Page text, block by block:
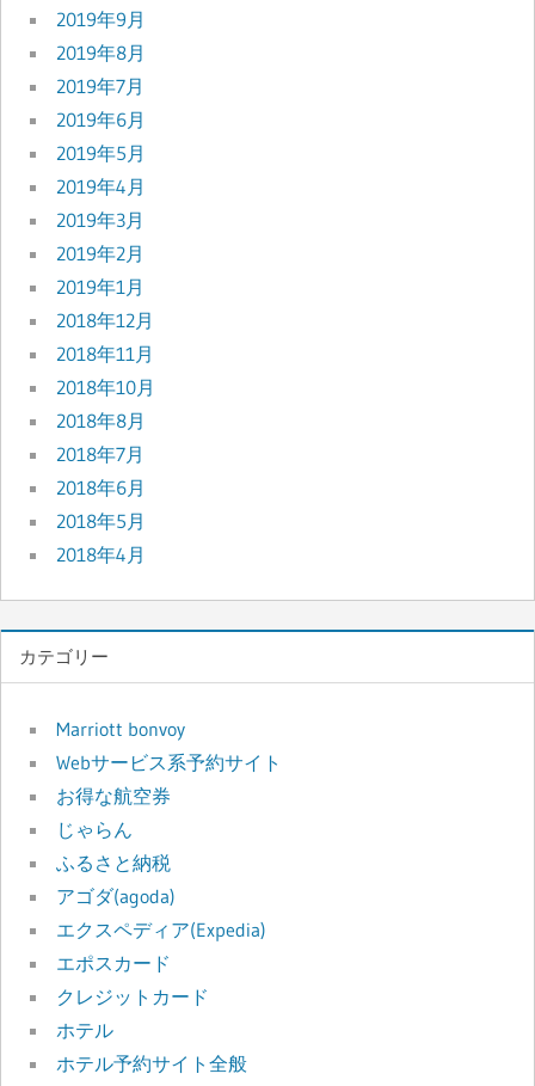
2019年9月
2019年8月
2019年7月
2019年6月
2019年5月
2019年4月
2019年3月
2019年2月
2019年1月
2018年12月
2018年11月
2018年10月
2018年8月
2018年7月
2018年6月
2018年5月
2018年4月
カテゴリー
Marriott bonvoy
Webサービス系予約サイト
お得な航空券
じゃらん
ふるさと納税
アゴダ(agoda)
エクスペディア(Expedia)
エポスカード
クレジットカード
ホテル
ホテル予約サイト全般